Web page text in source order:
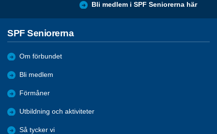
Bli medlem i SPF Seniorerna här
SPF Seniorerna
Om förbundet
Bli medlem
Förmåner
Utbildning och aktiviteter
Så tycker vi